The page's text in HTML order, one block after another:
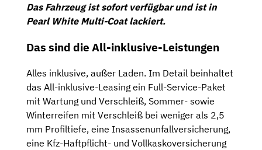
Das Fahrzeug ist sofort verfügbar und ist in
Pearl White Multi-Coat lackiert.
Das sind die All-inklusive-Leistungen
Alles inklusive, außer Laden. Im Detail beinhaltet
das All-inklusive-Leasing ein Full-Service-Paket
mit Wartung und Verschleiß, Sommer- sowie
Winterreifen mit Verschleiß bei weniger als 2,5
mm Profiltiefe, eine Insassenunfallversicherung,
eine Kfz-Haftpflicht- und Vollkaskoversicherung